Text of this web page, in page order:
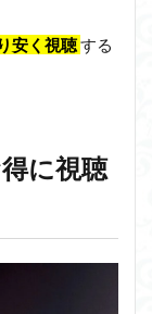
安く視聴する
に視聴